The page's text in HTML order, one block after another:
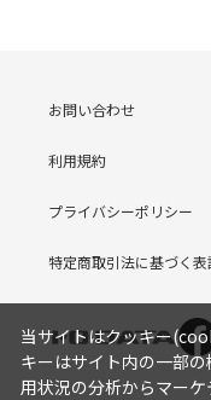
お問い合わせ
利用規約
プライバシーポリシー
特定商取引法に基づく表
当サイトはクッキー
キーはサイト内の一部
用状況の分析からマー